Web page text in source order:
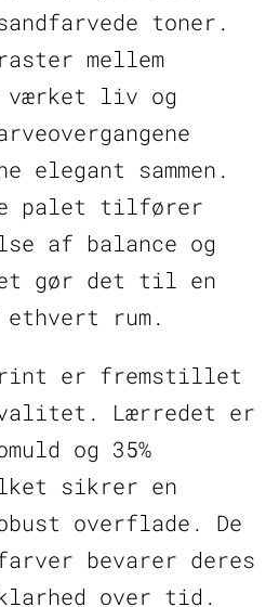
toner.
mellem
værket liv og
elegant sammen.
palet tilfører
af balance og
gør det til en
rum.
er fremstillet
Lærredet er
og 35%
sikrer en
overflade. De
bevarer deres
over tid.